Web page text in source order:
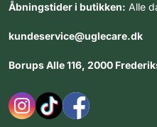
Åbningstider i butikken: Alle
kundeservice@uglecare.dk
Borups Alle 116, 2000